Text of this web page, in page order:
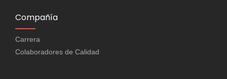
Compañía
Carrera
Colaboradores de Calidad